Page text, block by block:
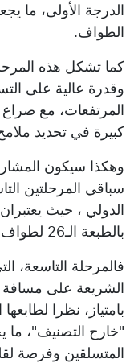
الدرجة الأولى، ما
الطواف.
كما تشكل هذه
وقدرة عالية على
المرتفعات، مع
كبيرة في تحديد
وهكذا سيكون
الدولي ، حيث
بالطبعة الـ26 لطواف الجزائر الدولي.
فالمرحلة التاسعة،
بامتياز، نظرا
"خارج التصنيف"، ما
المتسلقين وفرصة